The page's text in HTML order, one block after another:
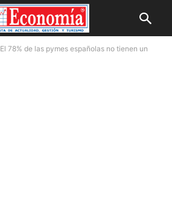
El 78% de las pymes españolas no tienen un